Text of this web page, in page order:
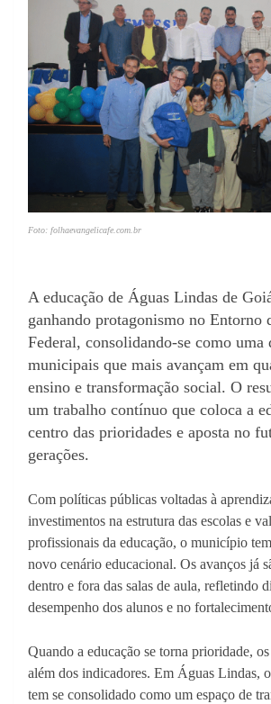
Foto: folhaevangelicafe.com.br
A educação de Águas Lindas de
ganhando protagonismo no Entorno
Federal, consolidando-se como uma
municipais que mais avançam em
ensino e transformação social. O
um trabalho contínuo que coloca a
centro das prioridades e aposta no
gerações.
Com políticas públicas voltadas à
investimentos na estrutura das escolas e
profissionais da educação, o município
novo cenário educacional. Os avanços já
dentro e fora das salas de aula, refletindo
desempenho dos alunos e no
Quando a educação se torna prioridade,
além dos indicadores. Em Águas Lindas,
tem se consolidado como um espaço de